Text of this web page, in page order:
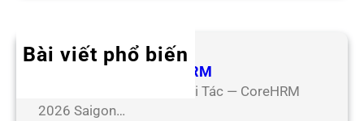
Bài viết phổ biến
Hợp Tác Đối Tác CoreHRM
Chương Trình Hợp Tác Đối Tác — CoreHRM
2026 Saigon…